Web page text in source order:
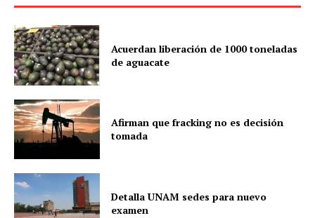
Acuerdan liberación de 1000 toneladas
de aguacate
Afirman que fracking no es decisión
tomada
Detalla UNAM sedes para nuevo
examen